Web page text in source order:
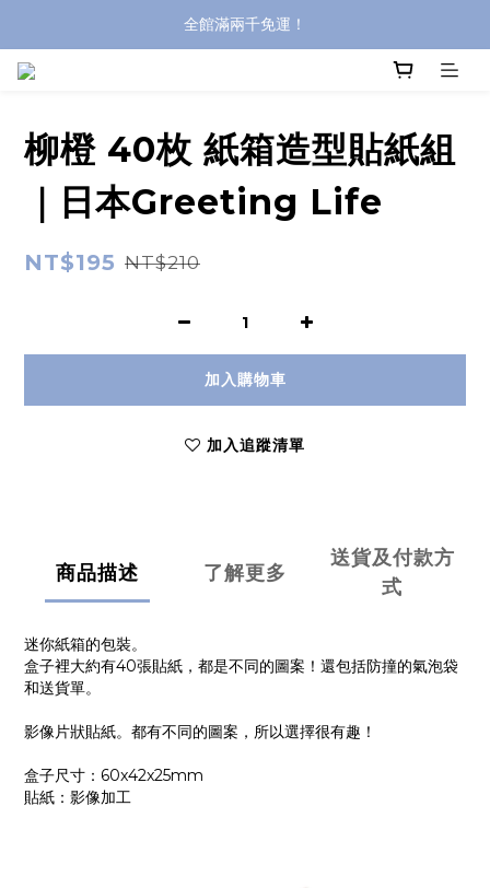
全館滿兩千免運！
全館滿兩千免運！
柳橙 40枚 紙箱造型貼紙組
｜日本Greeting Life
NT$195 NT$210
加入購物車
加入追蹤清單
商品描述 了解更多
送貨及付款方
式
迷你紙箱的包裝。
盒子裡大約有40張貼紙，都是不同的圖案！還包括防撞的氣泡袋
和送貨單。
影像片狀貼紙。都有不同的圖案，所以選擇很有趣！
盒子尺寸：60x42x25mm
貼紙：影像加工